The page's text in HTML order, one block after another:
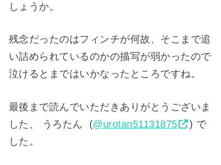
しょうか。
残念だったのはフィンチが何故、そこまで追
い詰められているのかの描写が弱かったので
泣けるとまではいかなったところですね。
最後まで読んでいただきありがとうございま
した、 うろたん (@urotan51131875
) で
した。